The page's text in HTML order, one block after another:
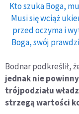
Kto szuka Boga,
Musi się wciąż
przed oczyma i
Boga, swój
Bodnar podkreślił,
jednak nie
trójpodziału
strzegą wartości